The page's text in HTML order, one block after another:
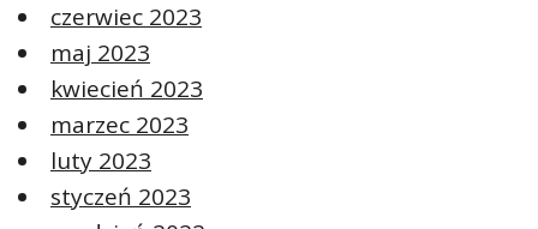
czerwiec 2023
maj 2023
kwiecień 2023
marzec 2023
luty 2023
styczeń 2023